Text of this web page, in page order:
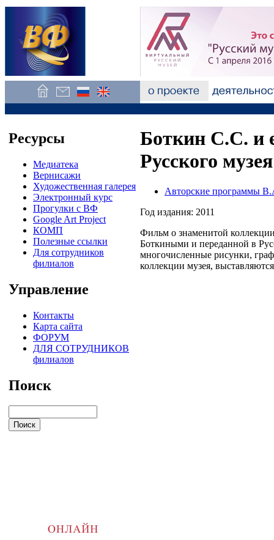
Ресурсы
Медиатека
Вернисажи
Художественная галерея
Электронный курс
Прогулки с ВФ
Google Art Project
КОМП
Полезные ссылки
Для сотрудников
филиалов
Управление
Контакты
Карта сайта
ФОРУМ
ДЛЯ СОТРУДНИКОВ
филиалов
Поиск
Боткин С.С. и
Русского музея
Авторские программы
Год издания: 2011
Фильм о знаменитой
Боткиными и переданной в
многочисленные рисунки,
коллекции музея,